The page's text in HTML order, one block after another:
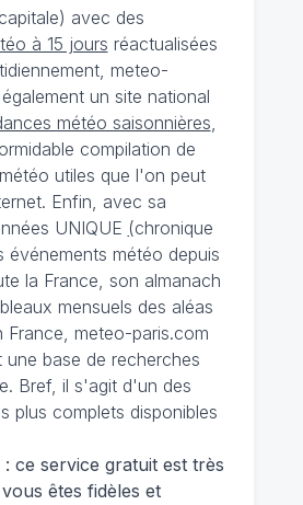
avec des
à 15 jours réactualisées
meteo-
un site national
météo saisonnières,
compilation de
utiles que l'on peut
Enfin, avec sa
UNIQUE (chronique
événements météo depuis
la France, son almanach
mensuels des aléas
France, meteo-paris.com
une base de recherches
Bref, il s'agit d'un des
plus complets disponibles
: ce service gratuit est très
êtes fidèles et